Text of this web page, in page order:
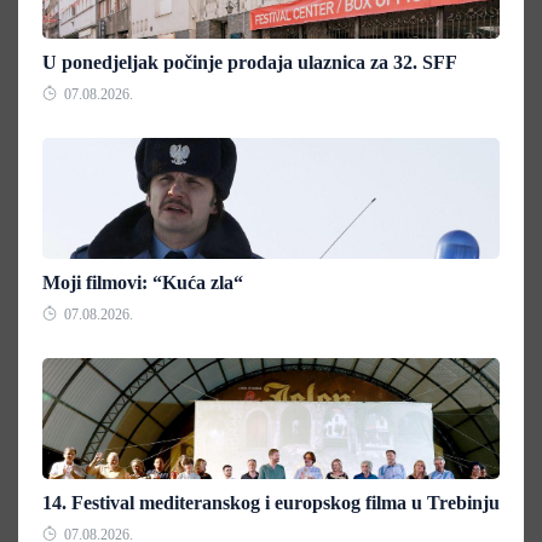
U ponedjeljak počinje prodaja ulaznica za 32. SFF
07.08.2026.
Moji filmovi: “Kuća zla“
07.08.2026.
14. Festival mediteranskog i europskog filma u Trebinju
07.08.2026.